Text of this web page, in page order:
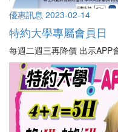
優惠訊息 2023-02-14
特約大學專屬會員日
每週二週三再降價 出示APP